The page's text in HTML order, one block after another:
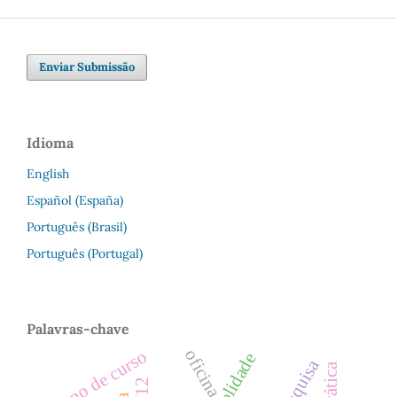
Enviar Submissão
Idioma
English
Español (España)
Português (Brasil)
Português (Portugal)
Palavras-chave
oficina